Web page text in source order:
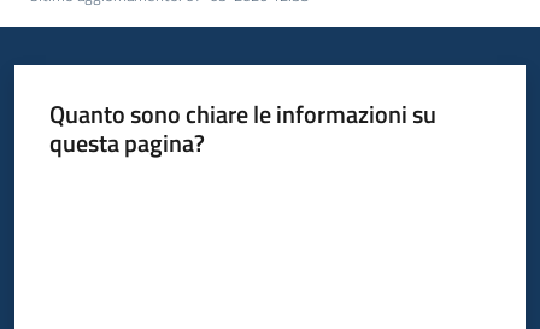
Quanto sono chiare le informazioni su
questa pagina?